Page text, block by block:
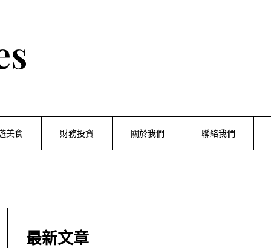
美食 財務投資 關於我們 聯絡我們
最新文章